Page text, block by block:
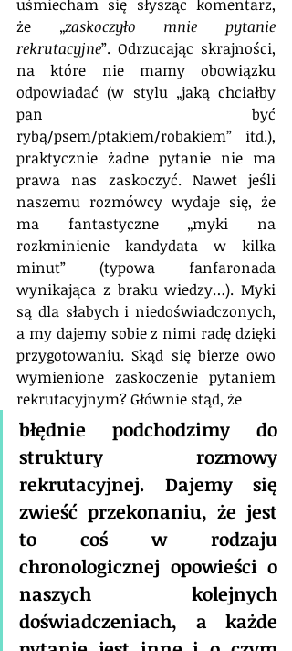
uśmiecham się słysząc komentarz,
że „zaskoczyło mnie pytanie
rekrutacyjne”. Odrzucając skrajności,
na które nie mamy obowiązku
odpowiadać (w stylu „jaką chciałby
pan być
rybą/psem/ptakiem/robakiem” itd.),
praktycznie żadne pytanie nie ma
prawa nas zaskoczyć. Nawet jeśli
naszemu rozmówcy wydaje się, że
ma fantastyczne „myki na
rozkminienie kandydata w kilka
minut” (typowa fanfaronada
wynikająca z braku wiedzy…). Myki
są dla słabych i niedoświadczonych,
a my dajemy sobie z nimi radę dzięki
przygotowaniu. Skąd się bierze owo
wymienione zaskoczenie pytaniem
rekrutacyjnym? Głównie stąd, że
błędnie podchodzimy do
struktury rozmowy
rekrutacyjnej. Dajemy się
zwieść przekonaniu, że jest
to coś w rodzaju
chronologicznej opowieści o
naszych kolejnych
doświadczeniach, a każde